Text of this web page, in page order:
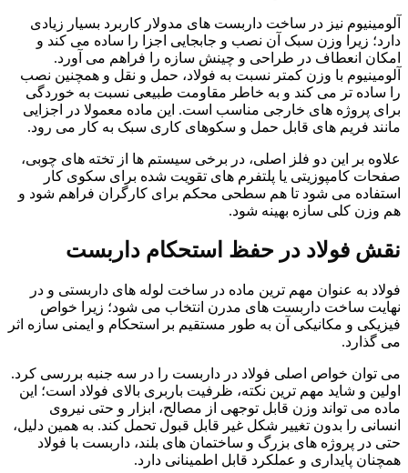
آلومینیوم نیز در ساخت داربست های مدولار کاربرد بسیار زیادی
دارد؛ زیرا وزن سبک آن نصب و جابجایی اجزا را ساده می کند و
امکان انعطاف در طراحی و چینش سازه را فراهم می آورد.
آلومینیوم با وزن کمتر نسبت به فولاد، حمل و نقل و همچنین نصب
را ساده تر می کند و به خاطر مقاومت طبیعی نسبت به خوردگی
برای پروژه های خارجی مناسب است. این ماده معمولا در اجزایی
مانند فریم های قابل حمل و سکوهای کاری سبک به کار می رود.
علاوه بر این دو فلز اصلی، در برخی سیستم ها از تخته های چوبی،
صفحات کامپوزیتی یا پلتفرم های تقویت شده برای سکوی کار
استفاده می شود تا هم سطحی محکم برای کارگران فراهم شود و
هم وزن کلی سازه بهینه شود.
نقش فولاد در حفظ استحکام داربست
فولاد به عنوان مهم ترین ماده در ساخت لوله های داربستی و در
نهایت ساخت داربست های مدرن انتخاب می شود؛ زیرا خواص
فیزیکی و مکانیکی آن به طور مستقیم بر استحکام و ایمنی سازه اثر
می گذارد.
می توان خواص اصلی فولاد در داربست را در سه جنبه بررسی کرد.
اولین و شاید مهم ترین نکته، ظرفیت باربری بالای فولاد است؛ این
ماده می تواند وزن قابل توجهی از مصالح، ابزار و حتی نیروی
انسانی را بدون تغییر شکل غیر قابل قبول تحمل کند. به همین دلیل،
حتی در پروژه های بزرگ و ساختمان های بلند، داربست با فولاد
همچنان پایداری و عملکرد قابل اطمینانی دارد.